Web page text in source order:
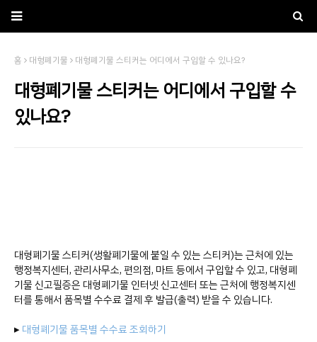
홈 대형폐기물 대형폐기물 스티커는 어디에서 구입할 수 있나요?
대형폐기물 스티커는 어디에서 구입할 수
있나요?
대형폐기물 스티커(생활폐기물에 붙일 수 있는 스티커)는 근처에 있는
행정복지센터, 관리사무소, 편의점, 마트 등에서 구입할 수 있고, 대형폐
기물 신고필증은 대형폐기물 인터넷 신고센터 또는 근처에 행정복지센
터를 통해서 품목별 수수료 결제 후 발급(출력) 받을 수 있습니다.
▸대형폐기물 품목별 수수료 조회하기